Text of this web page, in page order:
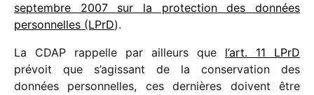
septembre 2007 sur la protec­tion des données
person­nelles (LPrD).
La CDAP rappelle par ailleurs que l’art. 11 LPrD
prévoit que s’agissant de la conser­va­tion des
données person­nelles, ces dernières doivent être